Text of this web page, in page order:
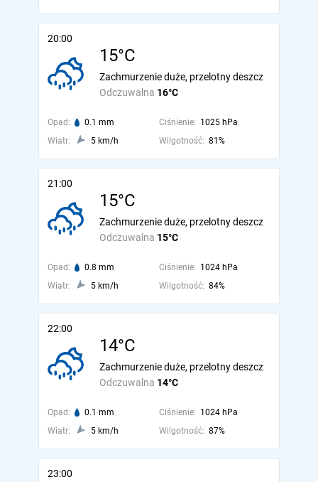
20:00
15°C
Odczuwalna 16°C
Zachmurzenie duże, przelotny deszcz
Opad: 0.1 mm Ciśnienie: 1025 hPa
Wiatr:
5 km/h Wilgotność: 81%
21:00
15°C
Odczuwalna 15°C
Zachmurzenie duże, przelotny deszcz
Opad: 0.8 mm Ciśnienie: 1024 hPa
Wiatr:
5 km/h Wilgotność: 84%
22:00
14°C
Odczuwalna 14°C
Zachmurzenie duże, przelotny deszcz
Opad: 0.1 mm Ciśnienie: 1024 hPa
Wiatr:
5 km/h Wilgotność: 87%
23:00